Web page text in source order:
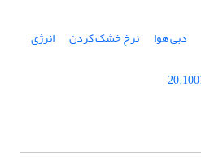
دبی هوا نرخ خشک کردن انرژی